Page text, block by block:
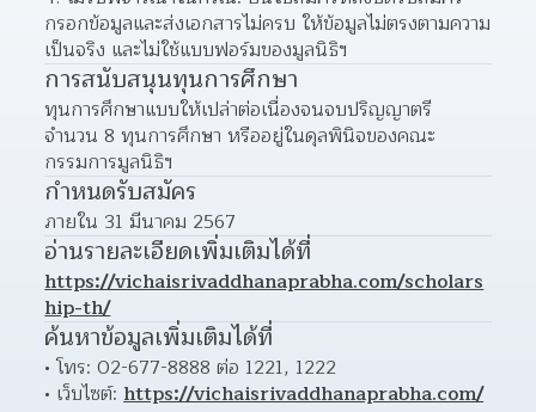
กรอกข้อมูลและส่งเอกสารไม่ครบ ให้ข้อมูลไม่ตรงตามความ
เป็นจริง และไม่ใช้แบบฟอร์มของมูลนิธิฯ
การสนับสนุนทุนการศึกษา
ทุนการศึกษาแบบให้เปล่าต่อเนื่องจนจบปริญญาตรี
จำนวน 8 ทุนการศึกษา หรืออยู่ในดุลพินิจของคณะ
กรรมการมูลนิธิฯ
กำหนดรับสมัคร
ภายใน 31 มีนาคม 2567
อ่านรายละเอียดเพิ่มเติมได้ที่
https://vichaisrivaddhanaprabha.com/scholars
hip-th/
ค้นหาข้อมูลเพิ่มเติมได้ที่
โทร: 02-677-8888 ต่อ 1221, 1222
เว็บไซต์: https://vichaisrivaddhanaprabha.com/